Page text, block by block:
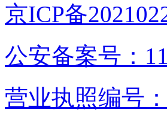
京ICP备
公安备案号：
营业执照编号